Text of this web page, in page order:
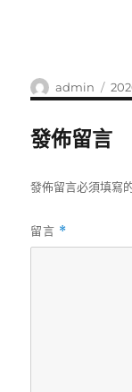
作
者
admin
發
佈
發佈留言
發佈留言必須填寫
留言 *